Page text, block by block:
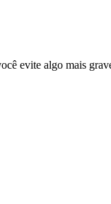
evite algo mais